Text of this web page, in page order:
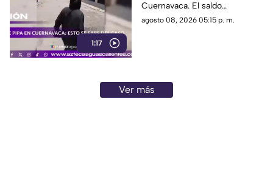
1:17
Cuernavaca. El saldo
preliminar es de 21 lesionados
agosto 08, 2026 05:15 p. m.
Ver más